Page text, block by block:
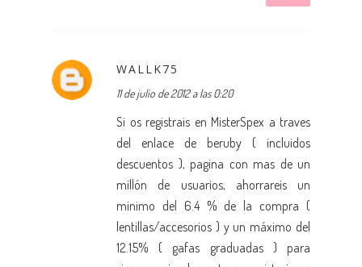
WALLK75
11 de julio de 2012 a las 0:20
Si os registrais en MisterSpex a traves
del enlace de beruby ( incluidos
descuentos ), pagina con mas de un
millón de usuarios, ahorrareis un
minimo del 6.4 % de la compra (
lentillas/accesorios ) y un máximo del
12.15% ( gafas graduadas ) para